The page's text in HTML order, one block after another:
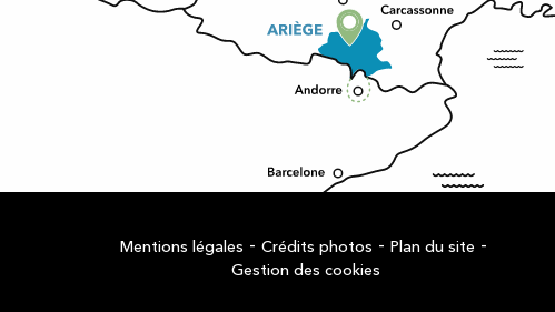
Mentions légales - Crédits photos - Plan du site -
Gestion des cookies